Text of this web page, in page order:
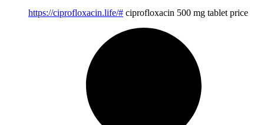
https://ciprofloxacin.life/# ciprofloxacin 500 mg tablet price